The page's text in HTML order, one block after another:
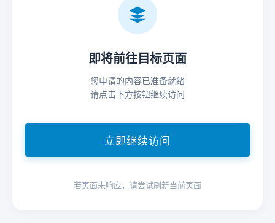
即将前往目标页面
您申请的内容已准备就绪
请点击下方按钮继续访问
立即继续访问
若页面未响应，请尝试刷新当前页面